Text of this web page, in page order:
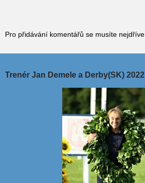
Pro přidávání komentářů se musíte nejdříve
Trenér Jan Demele a Derby(SK) 2022